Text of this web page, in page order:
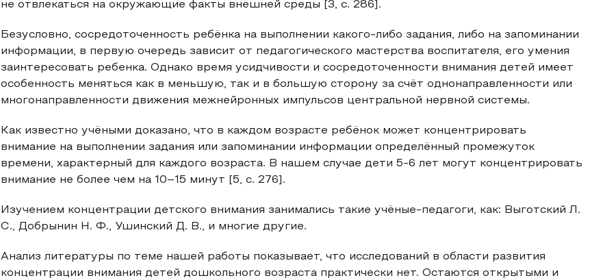
не отвлекаться на окружающие факты внешней среды [3, с. 286].
Безусловно, сосредоточенность ребёнка на выполнении какого-либо задания, либо на запоминании
информации, в первую очередь зависит от педагогического мастерства воспитателя, его умения
заинтересовать ребенка. Однако время усидчивости и сосредоточенности внимания детей имеет
особенность меняться как в меньшую, так и в большую сторону за счёт однонаправленности или
многонаправленности движения межнейронных импульсов центральной нервной системы.
Как известно учёными доказано, что в каждом возрасте ребёнок может концентрировать
внимание на выполнении задания или запоминании информации определённый промежуток
времени, характерный для каждого возраста. В нашем случае дети 5-6 лет могут концентрировать
внимание не более чем на 10–15 минут [5, с. 276].
Изучением концентрации детского внимания занимались такие учёные-педагоги, как: Выготский Л.
С., Добрынин Н. Ф., Ушинский Д. В., и многие другие.
Анализ литературы по теме нашей работы показывает, что исследований в области развития
концентрации внимания детей дошкольного возраста практически нет. Остаются открытыми и